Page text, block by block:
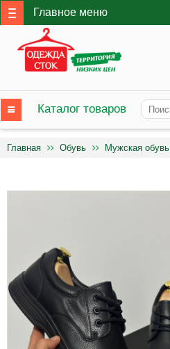
Главное меню
Каталог товаров
Главная Обувь Мужская обувь